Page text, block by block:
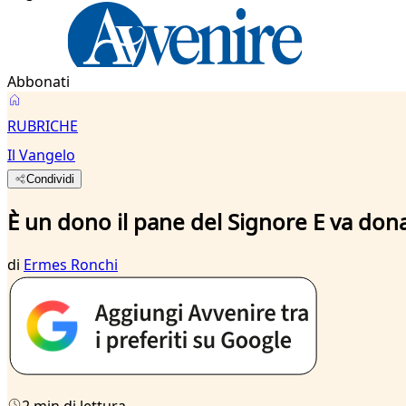
Abbonati
RUBRICHE
Il Vangelo
Condividi
È un dono il pane del Signore E va
di Ermes Ronchi